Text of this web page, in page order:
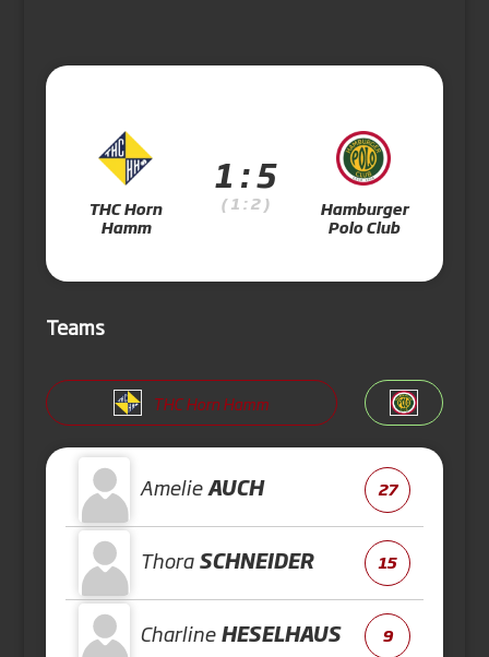
THC Horn
Hamm
1 : 5
( 1 : 2 )
Hamburger
Polo Club
Teams
THC Horn Hamm
Amelie AUCH 27
Thora SCHNEIDER 15
Charline HESELHAUS 9